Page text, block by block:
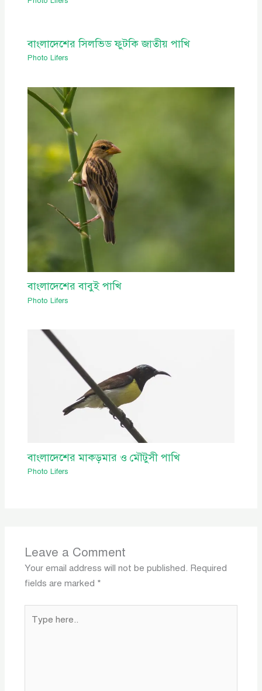
বাংলাদেশের সিলভিড ফুটকি জাতীয় পাখি
Photo Lifers
বাংলাদেশের বাবুই পাখি
Photo Lifers
বাংলাদেশের মাকড়মার ও মৌটুসী পাখি
Photo Lifers
Leave a Comment
Your email address will not be published. Required
fields are marked *
here..